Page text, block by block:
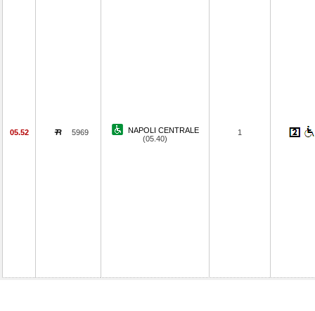
05.52 5969
NAPOLI CENTRALE
(05.40)
1